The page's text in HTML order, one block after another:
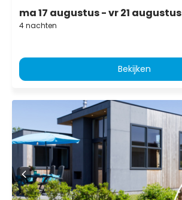
ma 17 augustus - vr 21 augustus
4 nachten
Bekijken